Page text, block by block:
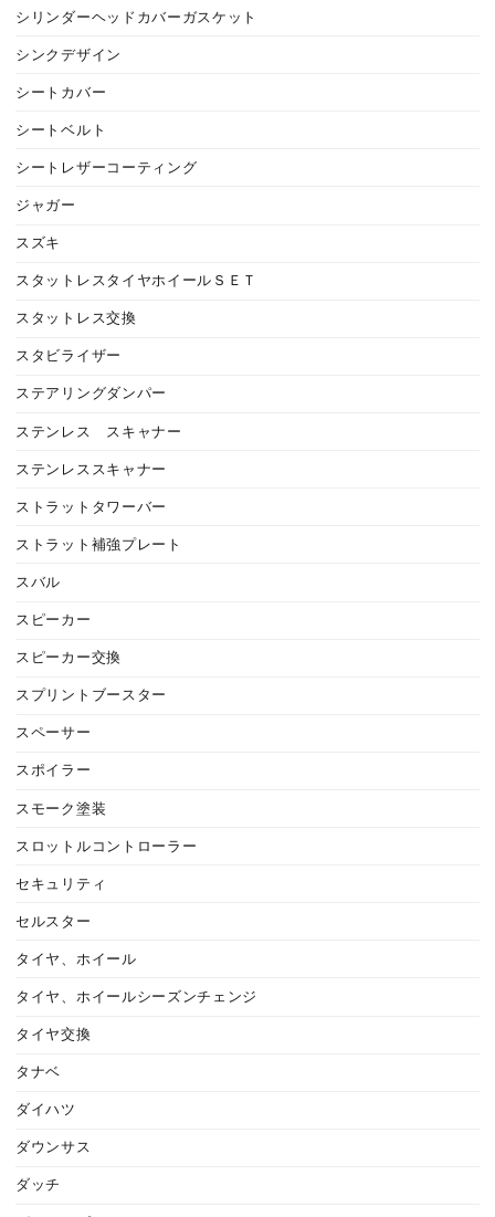
シリンダーヘッドカバーガスケット
シンクデザイン
シートカバー
シートベルト
シートレザーコーティング
ジャガー
スズキ
スタットレスタイヤホイールＳＥＴ
スタットレス交換
スタビライザー
ステアリングダンパー
ステンレス スキャナー
ステンレススキャナー
ストラットタワーバー
ストラット補強プレート
スバル
スピーカー
スピーカー交換
スプリントブースター
スペーサー
スポイラー
スモーク塗装
スロットルコントローラー
セキュリティ
セルスター
タイヤ、ホイール
タイヤ、ホイールシーズンチェンジ
タイヤ交換
タナベ
ダイハツ
ダウンサス
ダッチ